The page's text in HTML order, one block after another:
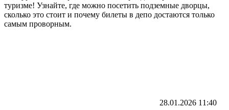
туризме! Узнайте, где можно посетить подземные дворцы,
сколько это стоит и почему билеты в депо достаются только
самым проворным.
28.01.2026 11:40